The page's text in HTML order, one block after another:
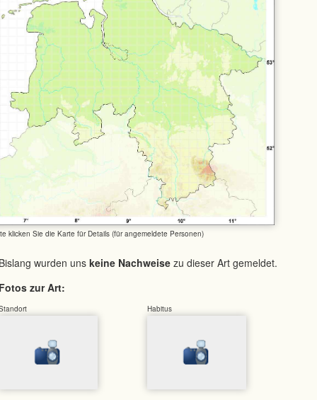
klicken Sie die Karte für Details (für angemeldete Personen)
wurden uns keine Nachweise zu dieser Art gemeldet.
zur Art:
Habitus